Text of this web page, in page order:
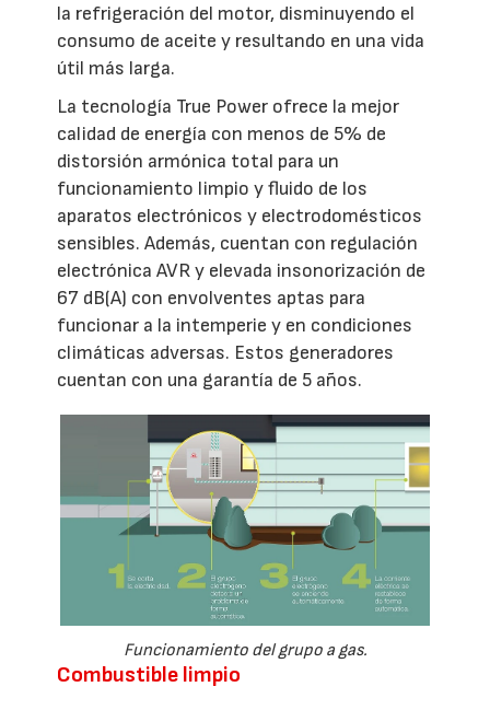
la refrigeración del motor, disminuyendo el
consumo de aceite y resultando en una vida
útil más larga.
La tecnología True Power ofrece la mejor
calidad de energía con menos de 5% de
distorsión armónica total para un
funcionamiento limpio y fluido de los
aparatos electrónicos y electrodomésticos
sensibles. Además, cuentan con regulación
electrónica AVR y elevada insonorización de
67 dB(A) con envolventes aptas para
funcionar a la intemperie y en condiciones
climáticas adversas. Estos generadores
cuentan con una garantía de 5 años.
Funcionamiento del grupo a gas.
Combustible limpio